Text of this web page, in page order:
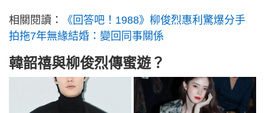
相關閱讀：
《回答吧！1988》柳俊烈惠利驚爆分手
拍拖7年無緣結婚：變回同事關係
韓韶禧與柳俊烈傳蜜遊？